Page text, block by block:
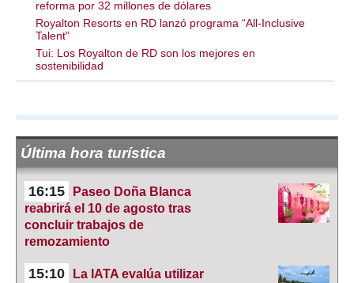
reforma por 32 millones de dólares
Royalton Resorts en RD lanzó programa “All-Inclusive
Talent”
Tui: Los Royalton de RD son los mejores en
sostenibilidad
Última hora turística
16:15
Paseo Doña Blanca
reabrirá el 10 de agosto tras
concluir trabajos de
remozamiento
15:10
La IATA evalúa utilizar